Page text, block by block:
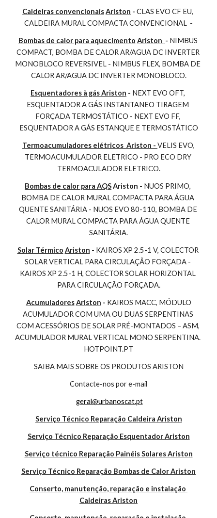
Caldeiras convencionaisAriston - CLAS EVO CF EU,
CALDEIRA MURAL COMPACTA CONVENCIONAL  -
Bombas de calor para aquecimento Ariston - NIMBUS
COMPACT, BOMBA DE CALOR AR/AGUA DC INVERTER
MONOBLOCO REVERSIVEL - NIMBUS FLEX, BOMBA DE
CALOR AR/AGUA DC INVERTER MONOBLOCO.
Esquentadores à gás Ariston - NEXT EVO OFT,
ESQUENTADOR A GÁS INSTANTANEO TIRAGEM
FORÇADA TERMOSTÁTICO - NEXT EVO FF,
ESQUENTADOR A GÁS ESTANQUE E TERMOSTÁTICO
Termoacumuladores elétricos  Ariston - VELIS EVO,
TERMOACUMULADOR ELETRICO - PRO ECO DRY
TERMOACULADOR ELETRICO.
Bombas de calor para AQS Ariston - NUOS PRIMO,
BOMBA DE CALOR MURAL COMPACTA PARA ÁGUA
QUENTE SANITÁRIA - NUOS EVO 80-110, BOMBA DE
CALOR MURAL COMPACTA PARA ÁGUA QUENTE
SANITÁRIA.
Solar Térmico Ariston - KAIROS XP 2.5-1 V, COLECTOR
SOLAR VERTICAL PARA CIRCULAÇÃO FORÇADA -
KAIROS XP 2.5-1 H, COLECTOR SOLAR HORIZONTAL
PARA CIRCULAÇÃO FORÇADA.
Acumuladores Ariston - KAIROS MACC, MÓDULO
ACUMULADOR COM UMA OU DUAS SERPENTINAS
COM ACESSÓRIOS DE SOLAR PRÉ-MONTADOS – ASM,
ACUMULADOR MURAL VERTICAL MONO SERPENTINA.
HOTPOINT.PT
SAIBA MAIS SOBRE OS PRODUTOS ARISTON
Contacte-nos por e-mail
geral@urbanoscat.pt
Serviço Técnico Reparação Caldeira Ariston
Serviço Técnico Reparação Esquentador Ariston
Serviço técnico Reparação Painéis Solares Ariston
Serviço Técnico Reparação Bombas de Calor Ariston
Conserto, manutenção, reparação e instalação
Caldeiras Ariston